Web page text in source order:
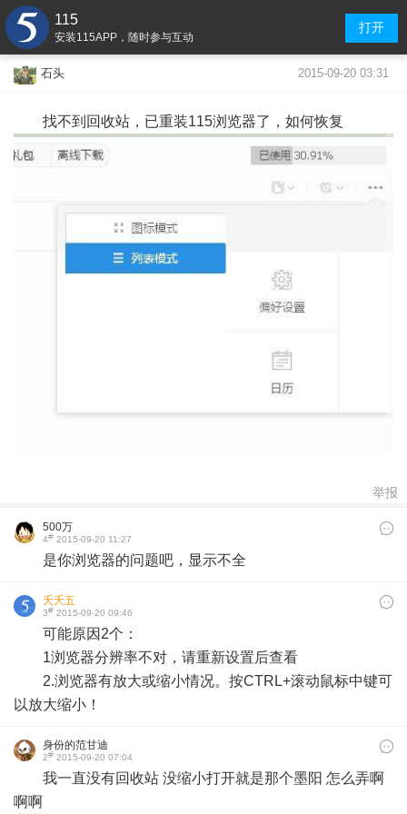
115
安装115APP，随时参与互动
打开
石头 2015-09-20 03:31
找不到回收站，已重装115浏览器了，如何恢复
举报
500万
4# 2015-09-20 11:27
是你浏览器的问题吧，显示不全
夭夭五
3# 2015-09-20 09:46
可能原因2个：
1浏览器分辨率不对，请重新设置后查看
2.浏览器有放大或缩小情况。按CTRL+滚动鼠标中键可
以放大缩小！
身份的范甘迪
2# 2015-09-20 07:04
我一直没有回收站 没缩小打开就是那个墨阳 怎么弄啊
啊啊